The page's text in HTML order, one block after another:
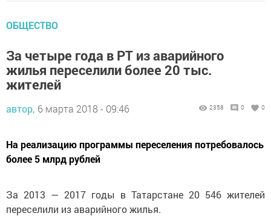
ОБЩЕСТВО
За четыре года в РТ из аварийного
жилья переселили более 20 тыс.
жителей
автор, 6 марта 2018 - 09:46 2358 0 0
На реализацию программы переселения потребовалось
более 5 млрд рублей
За 2013 — 2017 годы в Татарстане 20 546 жителей
переселили из аварийного жилья.